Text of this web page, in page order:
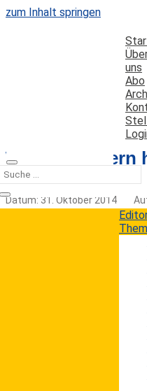
zum Inhalt springen
uns
Abo
Was Teenagern
Datum: 31. Oktober 2014
Einen interessanten
Kaufverhalten und den
amerikanischen
28. Mal veröffentlichte
With Teens" von der US-
Jaffrey. Die
und beleuchtet, für was